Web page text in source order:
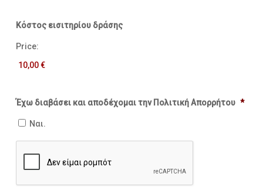
Κόστος εισιτηρίου δράσης
Price:
Έχω διαβάσει και αποδέχομαι την Πολιτική Απορρήτου *
Ναι.
CAPTCHA